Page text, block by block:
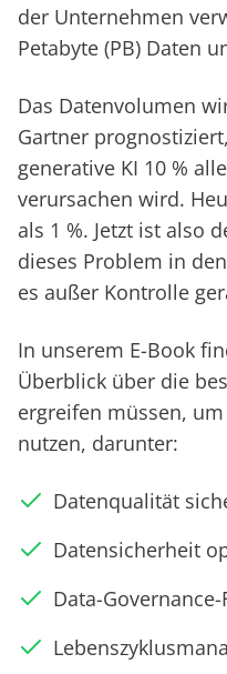
der Unternehmen
Petabyte (PB) Daten
Das Datenvolumen
Gartner
generative KI 10 %
verursachen wird.
als 1 %. Jetzt ist also
dieses Problem in
es außer Kontrolle
In unserem E-Book
Überblick über die
ergreifen müssen,
nutzen, darunter:
Datenqualität
Datensicherheit
Data-